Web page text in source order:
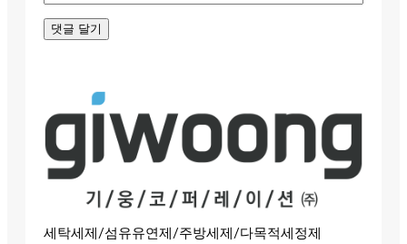
세탁세제/섬유유연제/주방세제/다목적세정제